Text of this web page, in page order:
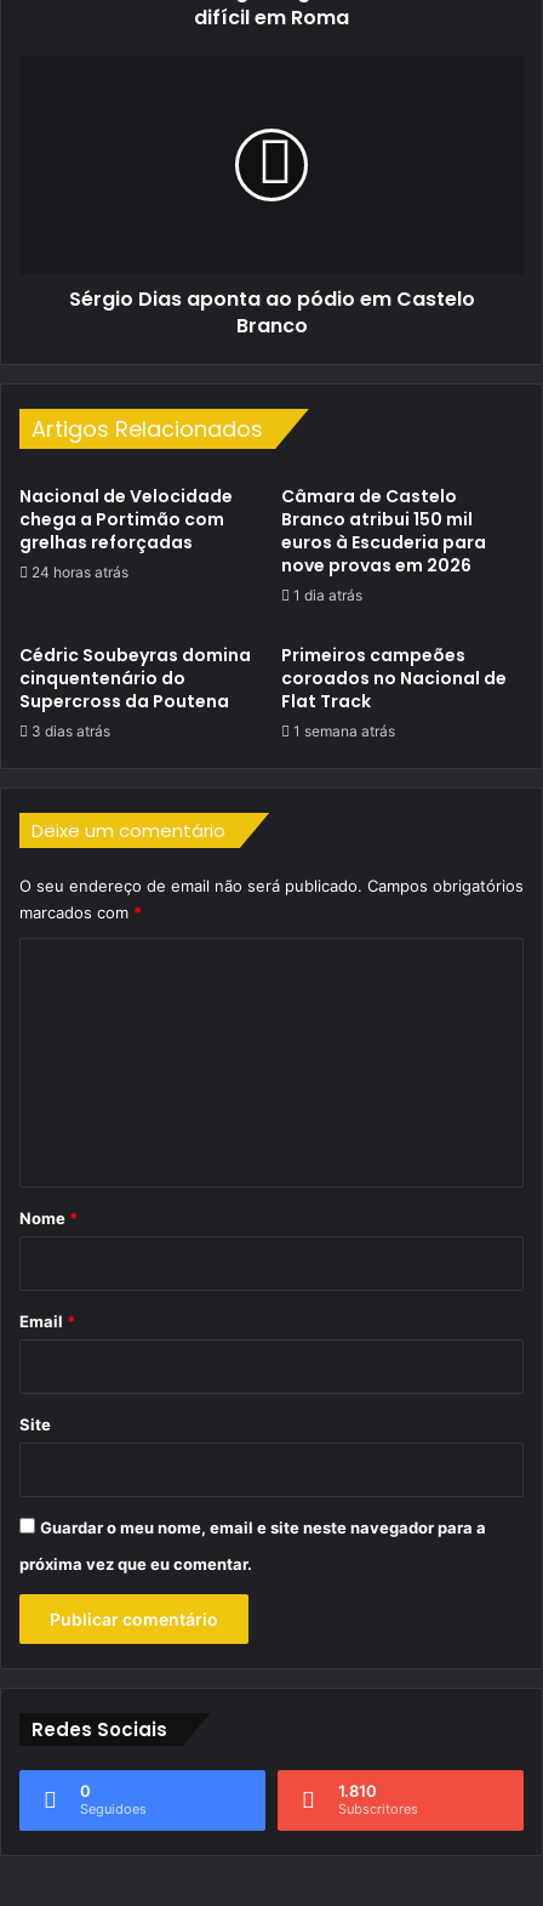
difícil em Roma
Sérgio Dias aponta ao pódio em Castelo
Branco
Artigos Relacionados
Nacional de Velocidade
chega a Portimão com
grelhas reforçadas
24 horas atrás
Câmara de Castelo
Branco atribui 150 mil
euros à Escuderia para
nove provas em 2026
1 dia atrás
Cédric Soubeyras domina
cinquentenário do
Supercross da Poutena
3 dias atrás
Primeiros campeões
coroados no Nacional de
Flat Track
1 semana atrás
Deixe um comentário
O seu endereço de email não será publicado. Campos obrigatórios
marcados com *
r
*
Nome *
Email *
Site
Guardar o meu nome, email e site neste navegador para a
próxima vez que eu comentar.
Redes Sociais
0
Seguidoes
1.810
Subscritores